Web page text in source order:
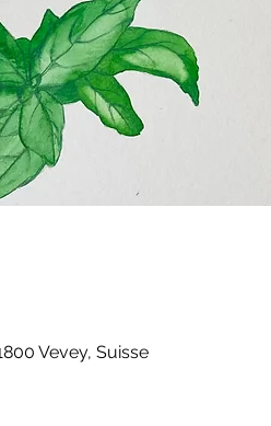
Vevey, Suisse